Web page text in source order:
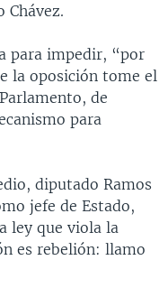
Chávez.
para impedir, “por
la oposición tome el
de
para
diputado Ramos
jefe de Estado,
ley que viola la
es rebelión: llamo